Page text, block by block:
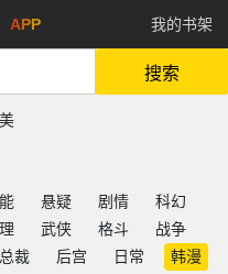
APP 我的书架
搜索
悬疑 剧情
科幻
武侠 格斗
战争
总裁 后宫 日常
韩漫